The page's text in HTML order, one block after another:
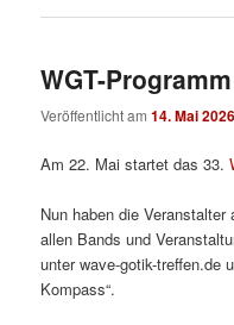
WGT-
Veröffentlicht am14. Mai 2026
Am 22. Mai startet das 33.
Nun haben die
allen Bands und
unter wave-gotik-treffen.de
Kompass“.